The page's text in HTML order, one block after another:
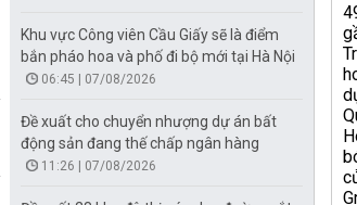
Khu vực Công viên Cầu Giấy sẽ là điểm
bắn pháo hoa và phố đi bộ mới tại Hà Nội
06:45 | 07/08/2026
Đề xuất cho chuyển nhượng dự án bất
động sản đang thế chấp ngân hàng
11:26 | 07/08/2026